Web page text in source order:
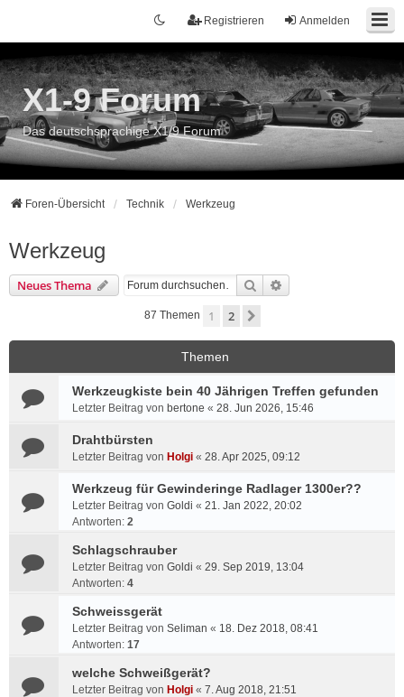
Anmelden
Registrieren
X1-9 Forum
Das deutschsprachige X1/9 Forum
Foren-Übersicht Technik Werkzeug
Werkzeug
Neues Thema Suche
87 Themen 1 2
Themen
Werkzeugkiste bein 40 Jährigen Treffen gefunden
Letzter Beitrag von bertone « 28. Jun 2026, 15:46
Drahtbürsten
Letzter Beitrag von Holgi « 28. Apr 2025, 09:12
Werkzeug für Gewinderinge Radlager 1300er??
Letzter Beitrag von Goldi « 21. Jan 2022, 20:02
Antworten: 2
Schlagschrauber
Letzter Beitrag von Goldi « 29. Sep 2019, 13:04
Antworten: 4
Schweissgerät
Letzter Beitrag von Seliman « 18. Dez 2018, 08:41
Antworten: 17
welche Schweißgerät?
Letzter Beitrag von Holgi « 7. Aug 2018, 21:51